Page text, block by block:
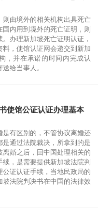
由境外的相关机构出具死亡
内用到境外的死亡证明，则
办理新加坡死亡证明认证，
，使馆认证网会递交到新加
，并在承诺的时间内完成认
给当事人。
使馆公证认证办理基本
是有区别的，不管协议离婚还
通过法院裁决，所拿到的是
婚之后，回中国处理相关的
，是需要提供新加坡法院判
证认证手续，当地民政局的
法院判决书在中国的法律效